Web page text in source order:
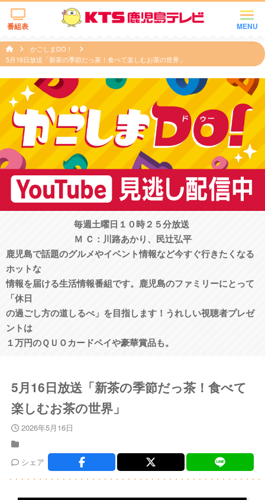
MENU
番組表
かごしまDO！
5月16日放送「新茶の季節だっ茶！食べて楽しむお茶の世界」
毎週土曜日１０時２５分放送
Ｍ Ｃ：川路あかり、民辻󠄀弘平
鹿児島で話題のグルメやイベント情報など今すぐ行きたくなる
ホットな
情報を届ける生活情報番組です。鹿児島のファミリーにとって
「休日
の過ごし方の道しるべ」を目指します！うれしい視聴者プレゼ
ントは
１万円のＱＵＯカードペイや豪華賞品も。
5月16日放送「新茶の季節だっ茶！食べて
楽しむお茶の世界」
2026年5月16日
シェア